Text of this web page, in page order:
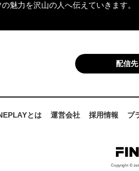
魅力を沢山の人へ伝えていきます。
配信
とは 運営会社 採用情報 プ
Copyright ©